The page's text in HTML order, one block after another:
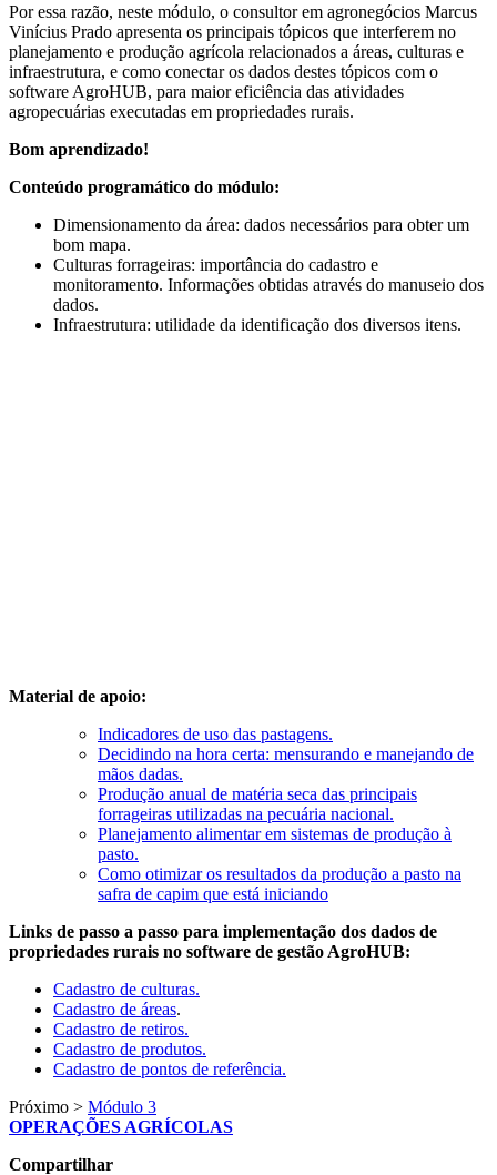
Por essa razão, neste módulo, o consultor em agronegócios Marcus
Vinícius Prado apresenta os principais tópicos que interferem no
planejamento e produção agrícola relacionados a áreas, culturas e
infraestrutura, e como conectar os dados destes tópicos com o
software AgroHUB, para maior eficiência das atividades
agropecuárias executadas em propriedades rurais.
Bom aprendizado!
Conteúdo programático do módulo:
Dimensionamento da área: dados necessários para obter um
bom mapa.
Culturas forrageiras: importância do cadastro e
monitoramento. Informações obtidas através do manuseio dos
dados.
Infraestrutura: utilidade da identificação dos diversos itens.
Material de apoio:
Indicadores de uso das pastagens.
Decidindo na hora certa: mensurando e manejando de
mãos dadas.
Produção anual de matéria seca das principais
forrageiras utilizadas na pecuária nacional.
Planejamento alimentar em sistemas de produção à
pasto.
Como otimizar os resultados da produção a pasto na
safra de capim que está iniciando
Links de passo a passo para implementação dos dados de
propriedades rurais no software de gestão AgroHUB:
Cadastro de culturas.
Cadastro de áreas.
Cadastro de retiros.
Cadastro de produtos.
Cadastro de pontos de referência.
Próximo > Módulo 3
OPERAÇÕES AGRÍCOLAS
Compartilhar